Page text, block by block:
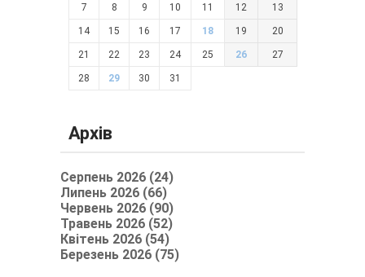
7 8 9 10 11 12 13
14 15 16 17 18 19 20
21 22 23 24 25 26 27
28 29 30 31
Архів
Серпень 2026 (24)
Липень 2026 (66)
Червень 2026 (90)
Травень 2026 (52)
Квітень 2026 (54)
Березень 2026 (75)